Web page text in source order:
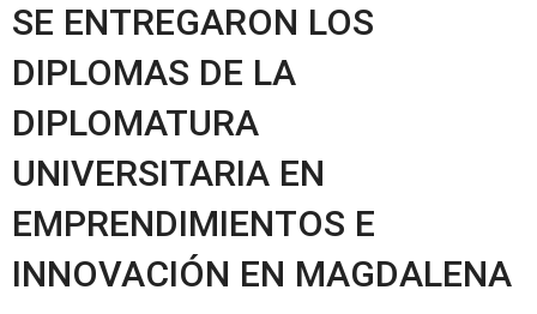
SE ENTREGARON LOS
DIPLOMAS DE LA
DIPLOMATURA
UNIVERSITARIA EN
EMPRENDIMIENTOS E
INNOVACIÓN EN MAGDALENA